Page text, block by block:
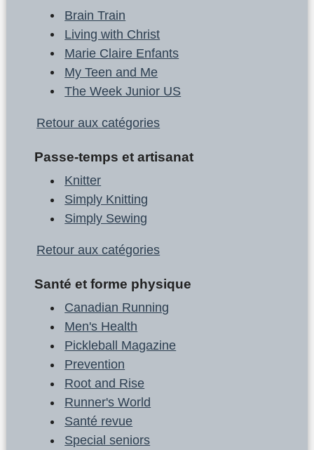
Brain Train
Living with Christ
Marie Claire Enfants
My Teen and Me
The Week Junior US
Retour aux catégories
Passe-temps et artisanat
Knitter
Simply Knitting
Simply Sewing
Retour aux catégories
Santé et forme physique
Canadian Running
Men's Health
Pickleball Magazine
Prevention
Root and Rise
Runner's World
Santé revue
Special seniors